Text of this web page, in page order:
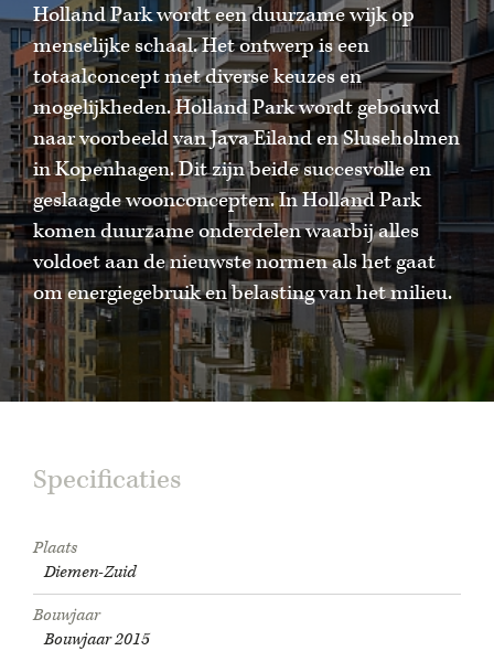
Holland Park wordt een duurzame wijk op
menselijke schaal. Het ontwerp is een
totaalconcept met diverse keuzes en
mogelijkheden. Holland Park wordt gebouwd
naar voorbeeld van Java Eiland en Sluseholmen
in Kopenhagen. Dit zijn beide succesvolle en
geslaagde woonconcepten. In Holland Park
komen duurzame onderdelen waarbij alles
voldoet aan de nieuwste normen als het gaat
om energiegebruik en belasting van het milieu.
Specificaties
Plaats
Diemen-Zuid
Bouwjaar
Bouwjaar 2015